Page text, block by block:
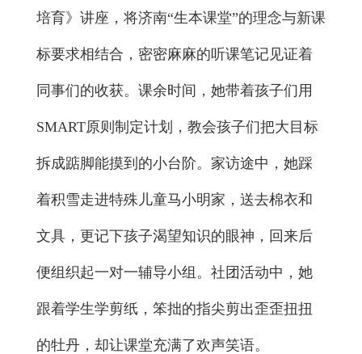
培育》讲座，将济南“生本课堂”的理念与新课
标要求相结合，密密麻麻的听课笔记见证着
同事们的收获。课余时间，她带着孩子们用
SMART原则制定计划，教会孩子们把大目标
拆成踮脚能摸到的小台阶。家访途中，她踩
着积雪走进特殊儿童马小明家，送去棉衣和
文具，更记下孩子渴望知识的眼神，回来后
便组织起一对一辅导小组。社团活动中，她
跟着学生学剪纸，笨拙的指尖剪出歪歪扭扭
的牡丹，却让课堂充满了欢声笑语。